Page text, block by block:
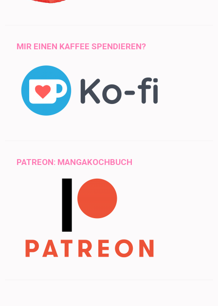
MIR EINEN KAFFEE SPENDIEREN?
PATREON: MANGAKOCHBUCH